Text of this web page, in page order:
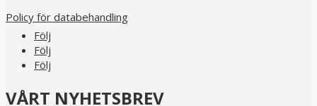
Policy för databehandling
Följ
Följ
Följ
VÅRT NYHETSBREV